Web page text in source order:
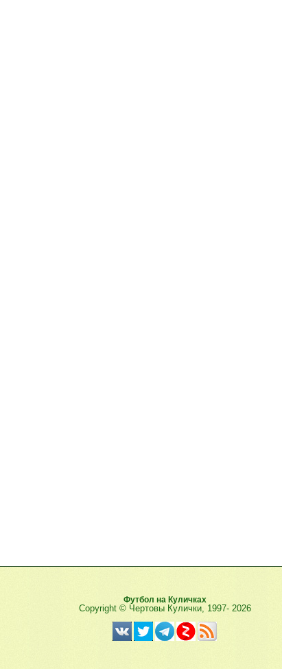
Футбол на Куличках
Copyright © Чертовы Кулички, 1997- 2026